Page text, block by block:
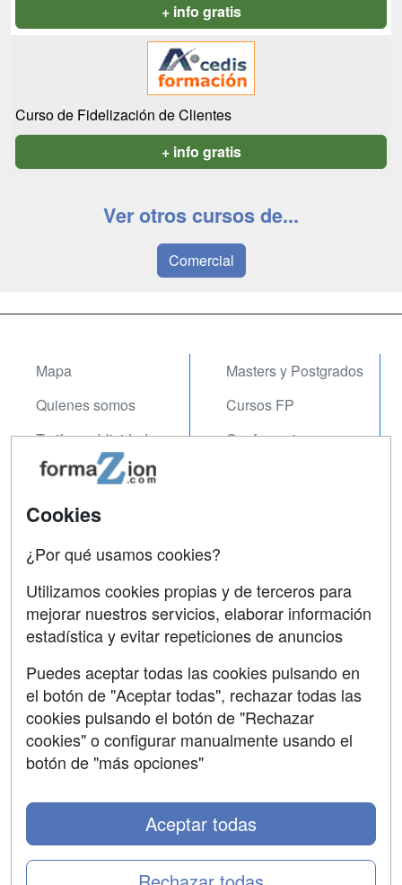
+ info gratis
Curso de Fidelización de Clientes
+ info gratis
Ver otros cursos de...
Comercial
Mapa
Quienes somos
Tarifas publicidad
Acceso Usuarios
Acceso Centros
Masters y Postgrados
Cursos FP
Conferencias
Contactar
Confidencialidad
Aviso legal
Copyleft
Cookies
¿Por qué usamos cookies?
Utilizamos cookies propias y de terceros para
mejorar nuestros servicios, elaborar información
estadística y evitar repeticiones de anuncios
Puedes aceptar todas las cookies pulsando en
el botón de "Aceptar todas", rechazar todas las
cookies pulsando el botón de "Rechazar
cookies" o configurar manualmente usando el
botón de "más opciones"
Aceptar todas